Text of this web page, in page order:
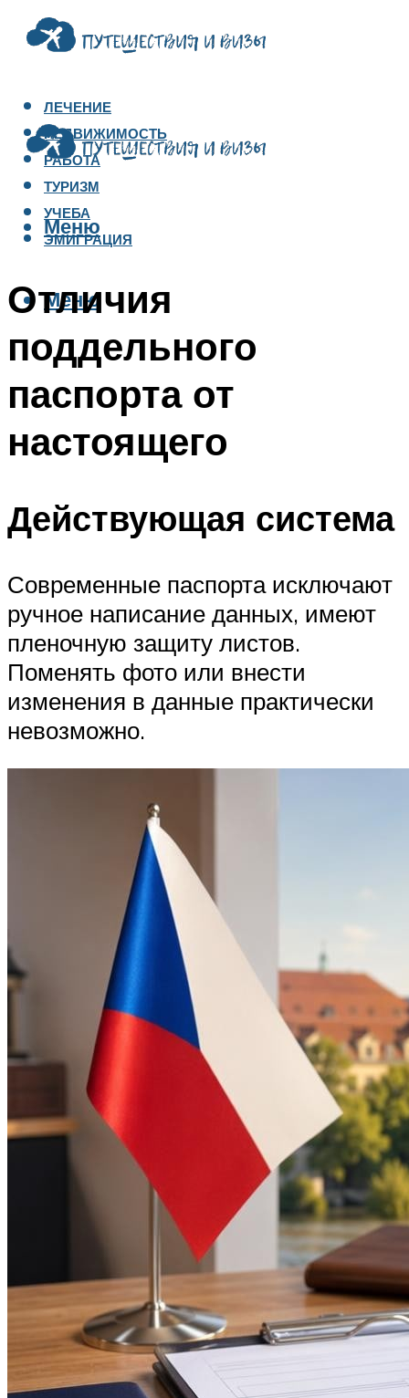
ЛЕЧЕНИЕ
НЕДВИЖИМОСТЬ
РАБОТА
ТУРИЗМ
УЧЕБА
ЭМИГРАЦИЯ
Меню
Меню
Отличия
поддельного
паспорта от
настоящего
Действующая система
Современные паспорта исключают
ручное написание данных, имеют
пленочную защиту листов.
Поменять фото или внести
изменения в данные практически
невозможно.